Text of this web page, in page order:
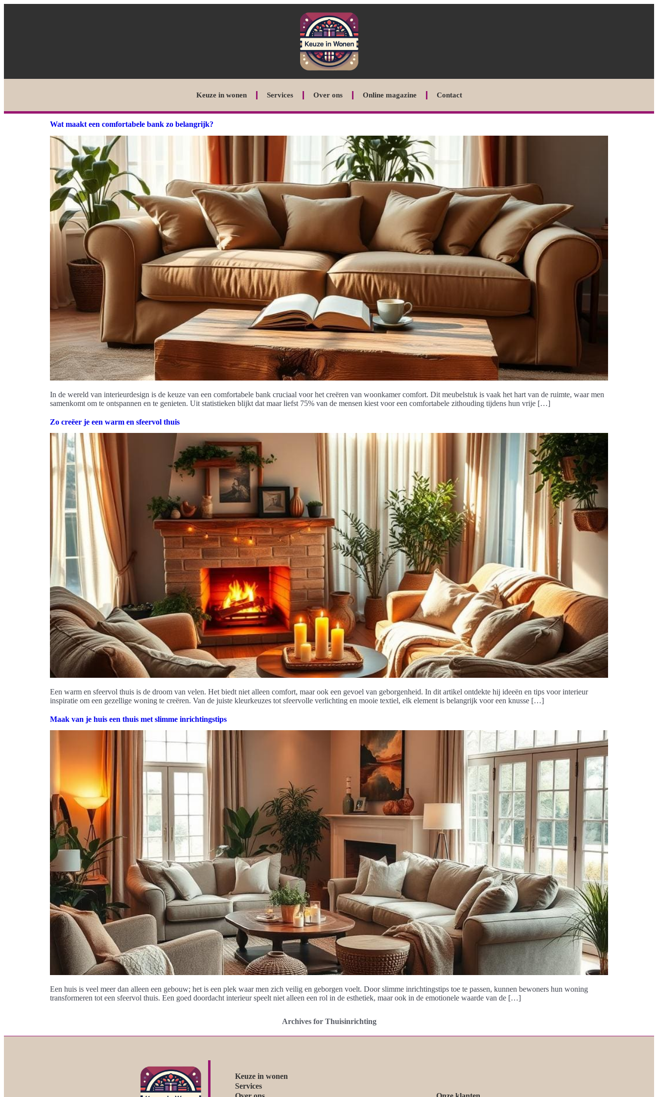
Keuze in wonen Services Over ons Online magazine Contact
Wat maakt een comfortabele bank zo belangrijk?
In de wereld van interieurdesign is de keuze van een comfortabele bank cruciaal voor het creëren van woonkamer comfort. Dit meubelstuk is vaak het hart van de ruimte, waar men
samenkomt om te ontspannen en te genieten. Uit statistieken blijkt dat maar liefst 75% van de mensen kiest voor een comfortabele zithouding tijdens hun vrije […]
Zo creëer je een warm en sfeervol thuis
Een warm en sfeervol thuis is de droom van velen. Het biedt niet alleen comfort, maar ook een gevoel van geborgenheid. In dit artikel ontdekte hij ideeën en tips voor interieur
inspiratie om een gezellige woning te creëren. Van de juiste kleurkeuzes tot sfeervolle verlichting en mooie textiel, elk element is belangrijk voor een knusse […]
Maak van je huis een thuis met slimme inrichtingstips
Een huis is veel meer dan alleen een gebouw; het is een plek waar men zich veilig en geborgen voelt. Door slimme inrichtingstips toe te passen, kunnen bewoners hun woning
transformeren tot een sfeervol thuis. Een goed doordacht interieur speelt niet alleen een rol in de esthetiek, maar ook in de emotionele waarde van de […]
Archives for Thuisinrichting
Keuze in wonen
Services